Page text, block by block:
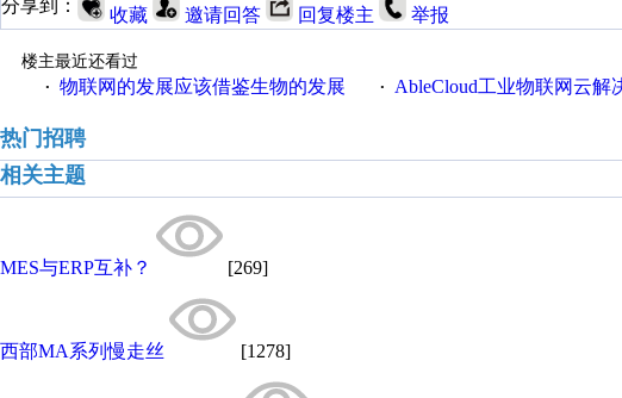
分享到： 收藏 邀请回答 回复楼主 举报
楼主最近还看过
· 物联网的发展应该借鉴生物的发展 · AbleCloud工业物联网云解决方案实
热门招聘
相关主题
MES与ERP互补？ [269]
西部MA系列慢走丝 [1278]